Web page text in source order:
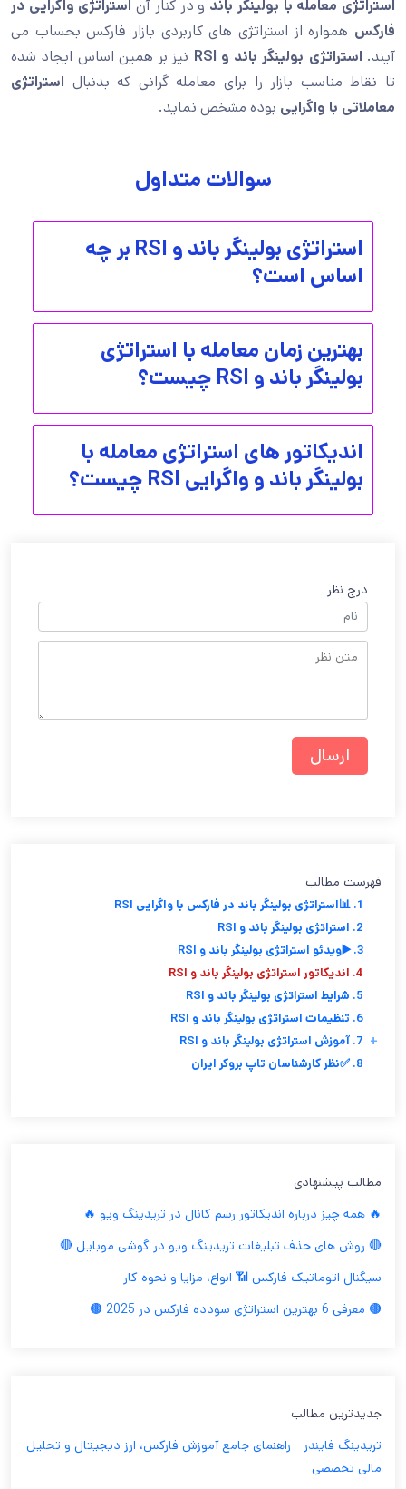
استراتژی معامله با بولینگر باند و در کنار آن استراتژی واگرایی در
فارکس همواره از استراتژی های کاربردی بازار فارکس بحساب می
آیند. استراتژی بولینگر باند و RSI
نیز بر همین اساس ایجاد شده
تا نقاط مناسب بازار را برای معامله گرانی که بدنبال استراتژی
معاملاتی با واگرایی بوده مشخص نماید.
سوالات متداول
استراتژی بولینگر باند و RSI بر چه
اساس است؟
بهترین زمان معامله با استراتژی
بولینگر باند و RSI چیست؟
اندیکاتور های استراتژی معامله با
بولینگر باند و واگرایی RSI چیست؟
درج نظر
فهرست مطالب
1. 📊استراتژی بولینگر باند در فارکس با واگرایی RSI
2. استراتژی بولینگر باند و RSI
3. ▶️ویدئو استراتژی بولینگر باند و RSI
4. اندیکاتور استراتژی بولینگر باند و RSI
5. شرایط استراتژی بولینگر باند و RSI
6. تنظیمات استراتژی بولینگر باند و RSI
7. آموزش استراتژی بولینگر باند و RSI +
8. ✅نظر کارشناسان تاپ بروکر ایران
مطالب پیشنهادی
🔥 همه چیز درباره اندیکاتور رسم کانال در تریدینگ ویو 🔥
🔴 روش های حذف تبلیغات تریدینگ ویو در گوشی موبایل 🔴
سیگنال اتوماتیک فارکس 📶 انواع، مزایا و نحوه کار
🟤 معرفی 6 بهترین استراتژی سودده فارکس در 2025 🟤
جدیدترین مطالب
تریدینگ فایندر - راهنمای جامع آموزش فارکس، ارز دیجیتال و تحلیل
مالی تخصصی